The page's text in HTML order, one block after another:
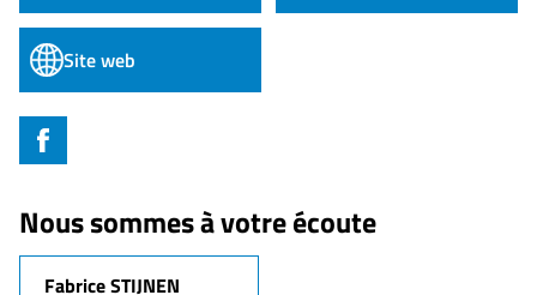
Site web
Nous sommes à votre écoute
Fabrice STIJNEN